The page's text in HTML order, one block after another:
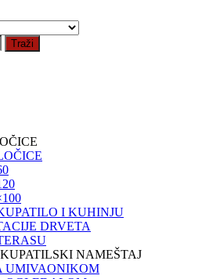
Traži
I KUHINJU
DRVETA
KUPATILSKI NAMEŠTAJ
UMIVAONIKOM